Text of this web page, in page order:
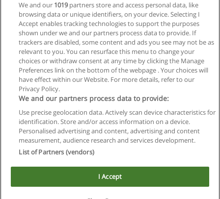
Reglas de uso
Privacidad de datos
Contactar con Educaedu
Copyright © Educaedu Business S.L. - CIF : B-95610580: -
www.educaedu.com.ar
We and our 1019partners store and access personal data, like
browsing data or unique identifiers, on your device. Selecting I
Accept enables tracking technologies to support the purposes
shown under we and our partners process data to provide. If
trackers are disabled, some content and ads you see may not be as
relevant to you. You can resurface this menu to change your
choices or withdraw consent at any time by clicking the Manage
Preferences link on the bottom of the webpage . Your choices will
have effect within our Website. For more details, refer to our
Privacy Policy.
We and our partners process data to provide:
Use precise geolocation data. Actively scan device characteristics for
identification. Store and/or access information on a device.
Personalised advertising and content, advertising and content
measurement, audience research and services development.
List of Partners (vendors)
I Accept